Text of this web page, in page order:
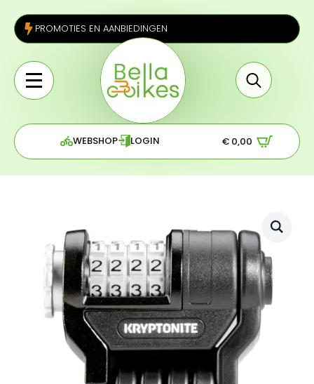
PROMOTIES EN AANBIEDINGEN
for:
WEBSHOP LOGIN € 0,00